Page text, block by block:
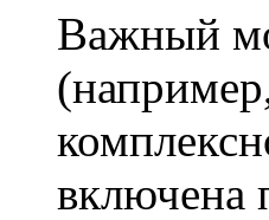
Важный
включена